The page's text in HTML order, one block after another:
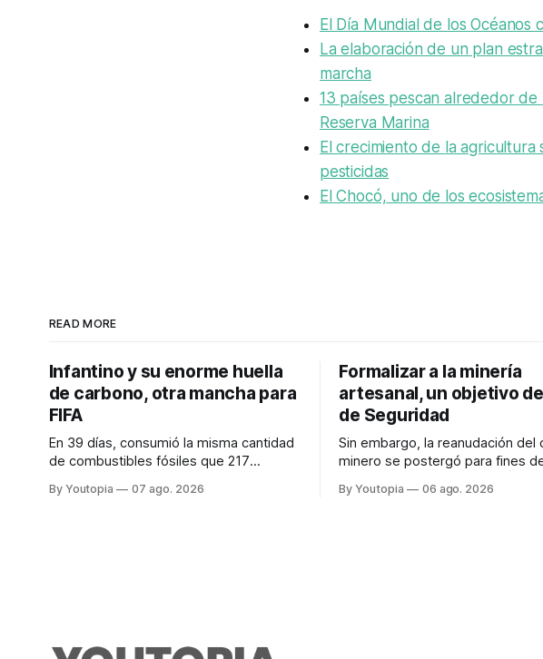
El Día Mundial de los Océanos
La elaboración de un plan
marcha
13 países pescan alrededor de
Reserva Marina
El crecimiento de la
pesticidas
El Chocó, uno de los
READ MORE
Infantino y su enorme huella
de carbono, otra mancha para
FIFA
En 39 días, consumió la misma cantidad
de combustibles fósiles que 217
desproporcionado del transporte aéreo
By Youtopia 07 ago. 2026
Formalizar a la minería
artesanal, un objetivo
de Seguridad
Sin embargo, la reanudación del
minero se postergó para fines
con la "Estrategia de
By Youtopia 06 ago. 2026